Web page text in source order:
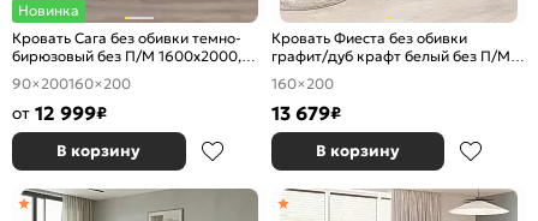
Новинка
Кровать Сага без обивки темно-
бирюзовый без П/М 1600x2000,
ортопедическое основание,
изголовье жесткое
90×200160×200
от 12 999₽
В корзину
Кровать Фиеста без обивки
графит/дуб крафт белый без П/М
1600x2000, изголовье жесткое
160×200
13 679₽
В корзину